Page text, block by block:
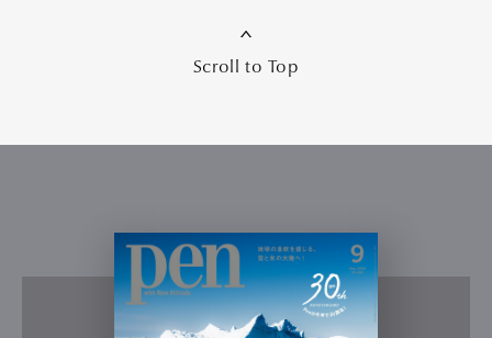
Scroll to Top